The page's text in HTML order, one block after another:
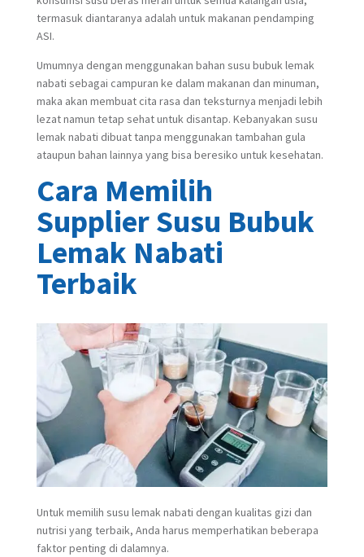
termasuk diantaranya adalah untuk makanan pendamping
ASI.
Umumnya dengan menggunakan bahan susu bubuk lemak
nabati sebagai campuran ke dalam makanan dan minuman,
maka akan membuat cita rasa dan teksturnya menjadi lebih
lezat namun tetap sehat untuk disantap. Kebanyakan susu
lemak nabati dibuat tanpa menggunakan tambahan gula
ataupun bahan lainnya yang bisa beresiko untuk kesehatan.
Cara Memilih
Supplier Susu Bubuk
Lemak Nabati
Terbaik
Untuk memilih susu lemak nabati dengan kualitas gizi dan
nutrisi yang terbaik, Anda harus memperhatikan beberapa
faktor penting di dalamnya.